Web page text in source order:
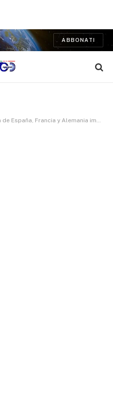
ABBONATI
impulsan en Madrid el futuro sistema aéreo de combate FCAS/NWGS